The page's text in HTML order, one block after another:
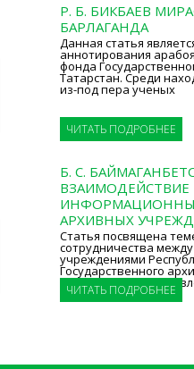
Р. Б. БИКБАЕВ
БАРЛАГАНДА
Данная статья
аннотирования
фонда
Татарстан. Среди
из-под пера ученых
ЧИТАТЬ ПОДРОБНЕЕ
Б. С.
ВЗАИМОДЕЙСТВИЕ
АРХИВНЫХ
Статья посвящена
сотрудничества
учреждениями
Государственного
(Казахстан).
ЧИТАТЬ ПОДРОБНЕЕ